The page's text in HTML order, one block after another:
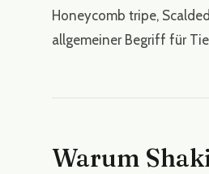
Honeycomb tripe,
allgemeiner Begriff für
Warum